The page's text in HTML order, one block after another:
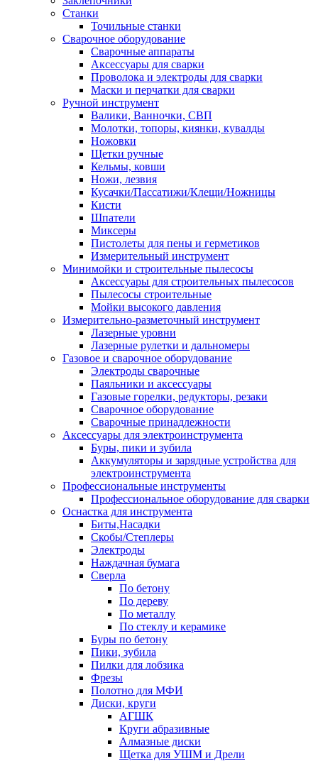
Станки
Точильные станки
Сварочное оборудование
Сварочные аппараты
Аксессуары для сварки
Проволока и электроды для сварки
Маски и перчатки для сварки
Ручной инструмент
Валики, Ванночки, СВП
Молотки, топоры, киянки, кувалды
Ножовки
Щетки ручные
Кельмы, ковши
Ножи, лезвия
Кусачки/Пассатижи/Клещи/Ножницы
Кисти
Шпатели
Миксеры
Пистолеты для пены и герметиков
Измерительный инструмент
Минимойки и строительные пылесосы
Аксессуары для строительных пылесосов
Пылесосы строительные
Мойки высокого давления
Измерительно-разметочный инструмент
Лазерные уровни
Лазерные рулетки и дальномеры
Газовое и сварочное оборудование
Электроды сварочные
Паяльники и аксессуары
Газовые горелки, редукторы, резаки
Сварочное оборудование
Сварочные принадлежности
Аксессуары для электроинструмента
Буры, пики и зубила
Аккумуляторы и зарядные устройства для
электроинструмента
Профессиональные инструменты
Профессиональное оборудование для сварки
Оснастка для инструмента
Биты,Насадки
Скобы/Степлеры
Электроды
Наждачная бумага
Сверла
По бетону
По дереву
По металлу
По стеклу и керамике
Буры по бетону
Пики, зубила
Пилки для лобзика
Фрезы
Полотно для МФИ
Диски, круги
АГШК
Круги абразивные
Алмазные диски
Щетка для УШМ и Дрели